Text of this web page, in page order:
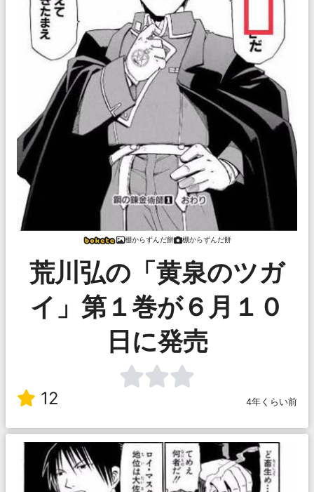
棚からずんだ餅 棚からずんだ餅
荒川弘の「黄泉のツガ
イ」第１巻が６月１０
日に発売
12 4年くらい前